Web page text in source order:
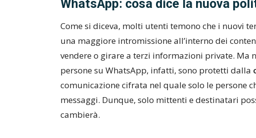
WhatsApp: cosa dice la nuova
Come si diceva, molti utenti temono che i nuovi
una maggiore intromissione all’interno dei
vendere o girare a terzi informazioni private. Ma
persone su WhatsApp, infatti, sono protetti dalla
comunicazione cifrata nel quale solo le persone
messaggi. Dunque, solo mittenti e destinatari
cambierà.